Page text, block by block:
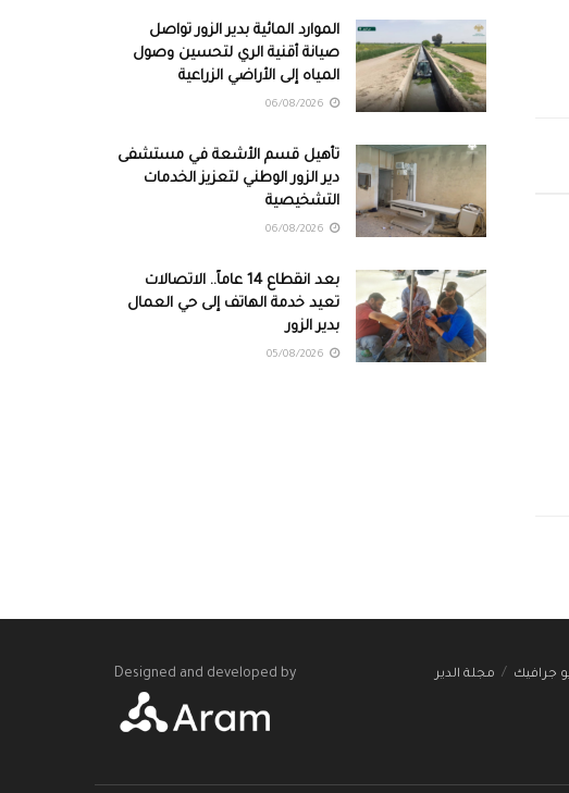
الموارد المائية بدير الزور تواصل
صيانة أقنية الري لتحسين وصول
المياه إلى الأراضي الزراعية
تأهيل قسم الأشعة في مستشفى
دير الزور الوطني لتعزيز الخدمات
التشخيصية
بعد انقطاع 14 عاماً.. الاتصالات
تعيد خدمة الهاتف إلى حي العمال
بدير الزور
جرافيك مجلة الدير Designed and developed by